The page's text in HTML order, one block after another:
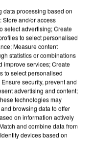
data processing based on
Store and/or access
select advertising; Create
to select personalised
Measure content
statistics or combinations
improve services; Create
to select personalised
security, prevent and
advertising and content;
technologies may
browsing data to offer
on information actively
and combine data from
devices based on